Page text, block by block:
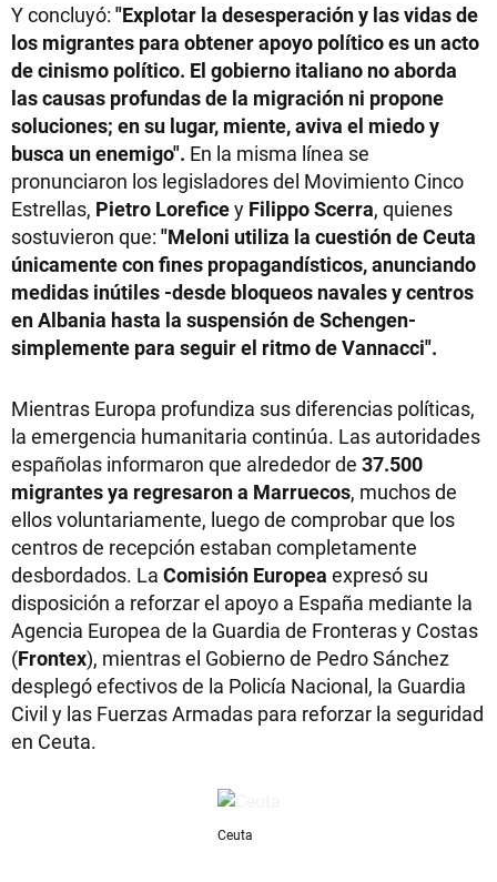
Y concluyó: "Explotar la desesperación y las vidas de
los migrantes para obtener apoyo político es un acto
de cinismo político. El gobierno italiano no aborda
las causas profundas de la migración ni propone
soluciones; en su lugar, miente, aviva el miedo y
busca un enemigo". En la misma línea se
pronunciaron los legisladores del Movimiento Cinco
Estrellas, Pietro Loreficey Filippo Scerra, quienes
sostuvieron que: "Meloni utiliza la cuestión de Ceuta
únicamente con fines propagandísticos, anunciando
medidas inútiles -desde bloqueos navales y centros
en Albania hasta la suspensión de Schengen-
simplemente para seguir el ritmo de Vannacci".
Mientras Europa profundiza sus diferencias políticas,
la emergencia humanitaria continúa. Las autoridades
españolas informaron que alrededor de 37.500
migrantes ya regresaron a Marruecos, muchos de
ellos voluntariamente, luego de comprobar que los
centros de recepción estaban completamente
desbordados. La Comisión Europea expresó su
disposición a reforzar el apoyo a España mediante la
Agencia Europea de la Guardia de Fronteras y Costas
(Frontex), mientras el Gobierno de Pedro Sánchez
desplegó efectivos de la Policía Nacional, la Guardia
Civil y las Fuerzas Armadas para reforzar la seguridad
en Ceuta.
Ceuta